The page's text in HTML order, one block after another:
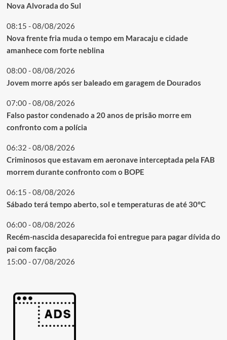
Nova Alvorada do Sul
08:15 - 08/08/2026
Nova frente fria muda o tempo em Maracaju e cidade
amanhece com forte neblina
08:00 - 08/08/2026
Jovem morre após ser baleado em garagem de Dourados
07:00 - 08/08/2026
Falso pastor condenado a 20 anos de prisão morre em
confronto com a polícia
06:32 - 08/08/2026
Criminosos que estavam em aeronave interceptada pela FAB
morrem durante confronto com o BOPE
06:15 - 08/08/2026
Sábado terá tempo aberto, sol e temperaturas de até 30°C
06:00 - 08/08/2026
Recém-nascida desaparecida foi entregue para pagar dívida do
pai com facção
15:00 - 07/08/2026